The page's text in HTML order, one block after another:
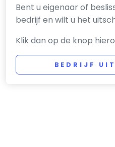
Bent u eigenaar of
bedrijf en wilt u het
Klik dan op de knop
BEDRIJF